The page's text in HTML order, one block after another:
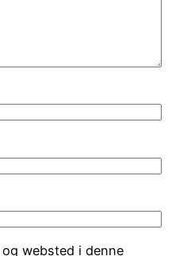
websted i denne